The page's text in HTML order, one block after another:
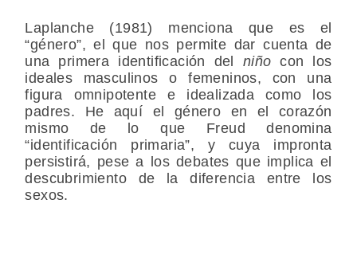
Laplanche (1981) menciona que es el
“género”, el que nos permite dar cuenta de
una primera identificación del niñocon los
ideales masculinos o femeninos, con una
figura omnipotente e idealizada como los
padres. He aquí el género en el corazón
mismo de lo que Freud denomina
“identificación primaria”, y cuya impronta
persistirá, pese a los debates que implica el
descubrimiento de la diferencia entre los
sexos.